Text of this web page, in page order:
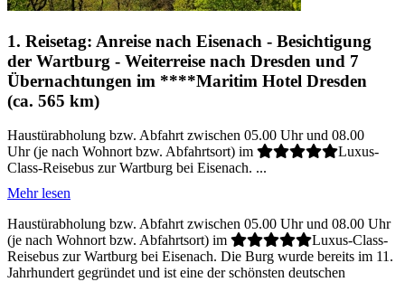
1. Reisetag: Anreise nach Eisenach - Besichtigung
der Wartburg - Weiterreise nach Dresden und 7
Übernachtungen im ****Maritim Hotel Dresden
(ca. 565 km)
Haustürabholung bzw. Abfahrt zwischen 05.00 Uhr und 08.00
Uhr (je nach Wohnort bzw. Abfahrtsort) im
Luxus-
Class-Reisebus zur Wartburg bei Eisenach. ...
Mehr lesen
Haustürabholung bzw. Abfahrt zwischen 05.00 Uhr und 08.00 Uhr
(je nach Wohnort bzw. Abfahrtsort) im
Luxus-Class-
Reisebus zur Wartburg bei Eisenach. Die Burg wurde bereits im 11.
Jahrhundert gegründet und ist eine der schönsten deutschen